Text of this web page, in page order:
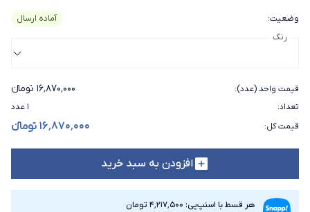
وضعیت:
آماده ارسال
رنگ
قیمت واحد (عدد): ۱۶٬۸۷۰٬۰۰۰ تومانء
تعداد:
۱ عدد
قیمت کل: ۱۶٬۸۷۰٬۰۰۰ تومانء
افزودن به سبد خرید
هر قسط با اسنپ‌پی: ۴٬۲۱۷٬۵۰۰ تومان